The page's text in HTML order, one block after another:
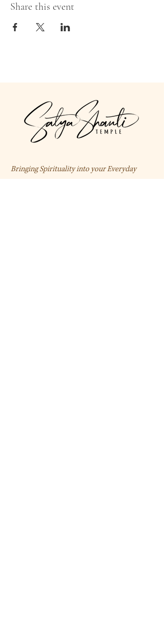
Share this event
Bringing Spirituality into your Everyday